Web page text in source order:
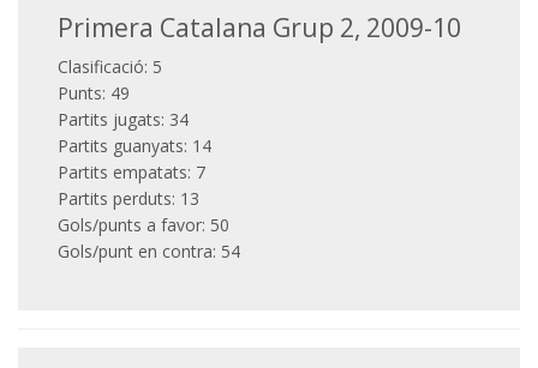
Primera Catalana Grup 2, 2009-10
Clasificació: 5
Punts: 49
Partits jugats: 34
Partits guanyats: 14
Partits empatats: 7
Partits perduts: 13
Gols/punts a favor: 50
Gols/punt en contra: 54